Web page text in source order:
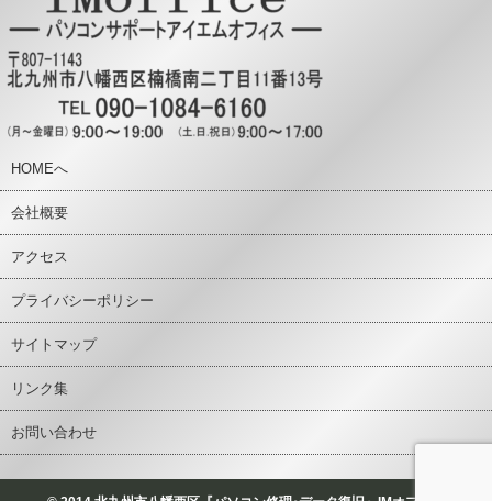
HOMEへ
会社概要
アクセス
プライバシーポリシー
サイトマップ
リンク集
お問い合わせ